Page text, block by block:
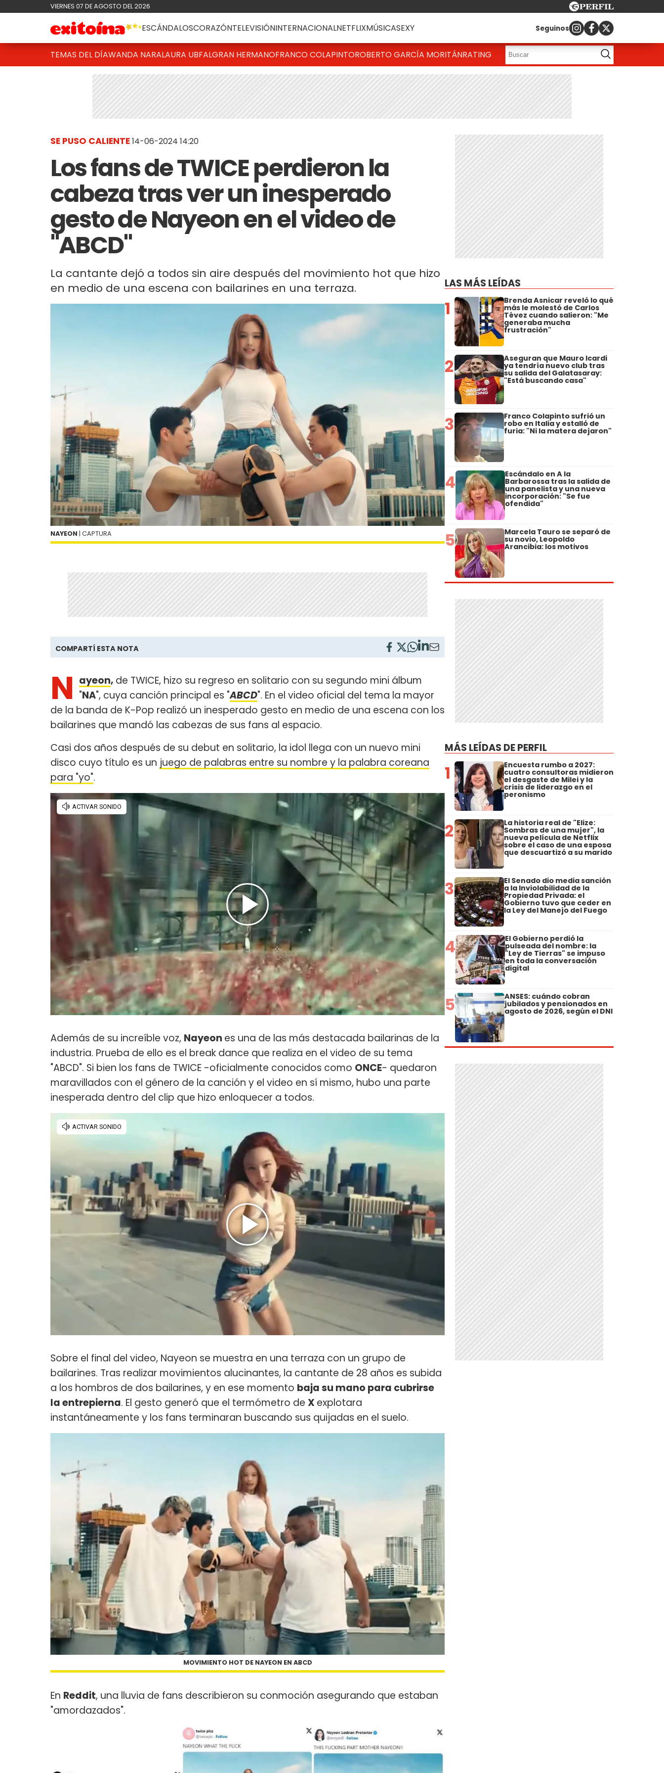
VIERNES 07 DE AGOSTO DEL 2026
ESCÁNDALOSCORAZÓNTELEVISIÓNINTERNACIONALNETFLIXMÚSICASEXY Seguinos
TEMAS DEL DÍAWANDA NARALAURA UBFALGRAN HERMANOFRANCO COLAPINTOROBERTO GARCÍA MORITÁNRATING
SE PUSO CALIENTE14-06-2024 14:20
Los fans de TWICE perdieron la
cabeza tras ver un inesperado
gesto de Nayeon en el video de
"ABCD"
La cantante dejó a todos sin aire después del movimiento hot que hizo
en medio de una escena con bailarines en una terraza.
NAYEON | CAPTURA
COMPARTÍ ESTA NOTA
N ayeon, de TWICE, hizo su regreso en solitario con su segundo mini álbum
"NA", cuya canción principal es "ABCD". En el video oficial del tema la mayor
de la banda de K-Pop realizó un inesperado gesto en medio de una escena con los
bailarines que mandó las cabezas de sus fans al espacio.
Casi dos años después de su debut en solitario, la idol llega con un nuevo mini
disco cuyo título es un juego de palabras entre su nombre y la palabra coreana
para "yo".
Además de su increíble voz, Nayeon es una de las más destacada bailarinas de la
industria. Prueba de ello es el break dance que realiza en el video de su tema
"ABCD". Si bien los fans de TWICE -oficialmente conocidos como ONCE- quedaron
maravillados con el género de la canción y el video en sí mismo, hubo una parte
inesperada dentro del clip que hizo enloquecer a todos.
Sobre el final del video, Nayeon se muestra en una terraza con un grupo de
bailarines. Tras realizar movimientos alucinantes, la cantante de 28 años es subida
a los hombros de dos bailarines, y en ese momento baja su mano para cubrirse
la entrepierna. El gesto generó que el termómetro de X explotara
instantáneamente y los fans terminaran buscando sus quijadas en el suelo.
MOVIMIENTO HOT DE NAYEON EN ABCD
En Reddit, una lluvia de fans describieron su conmoción asegurando que estaban
"amordazados".
LAS MÁS LEÍDAS
1 Brenda Asnicar reveló lo qué
más le molestó de Carlos
Tévez cuando salieron: "Me
generaba mucha
frustración"
2 Aseguran que Mauro Icardi
ya tendría nuevo club tras
su salida del Galatasaray:
"Está buscando casa"
3 Franco Colapinto sufrió un
robo en Italia y estalló de
furia: "Ni la matera dejaron"
4 Escándalo en A la
Barbarossa tras la salida de
una panelista y una nueva
incorporación: "Se fue
ofendida"
5 Marcela Tauro se separó de
su novio, Leopoldo
Arancibia: los motivos
MÁS LEÍDAS DE PERFIL
1 Encuesta rumbo a 2027:
cuatro consultoras midieron
el desgaste de Milei y la
crisis de liderazgo en el
peronismo
2 La historia real de "Elize:
Sombras de una mujer", la
nueva película de Netflix
sobre el caso de una esposa
que descuartizó a su marido
3 El Senado dio media sanción
a la Inviolabilidad de la
Propiedad Privada: el
Gobierno tuvo que ceder en
la Ley del Manejo del Fuego
4 El Gobierno perdió la
pulseada del nombre: la
"Ley de Tierras" se impuso
en toda la conversación
digital
5 ANSES: cuándo cobran
jubilados y pensionados en
agosto de 2026, según el DNI